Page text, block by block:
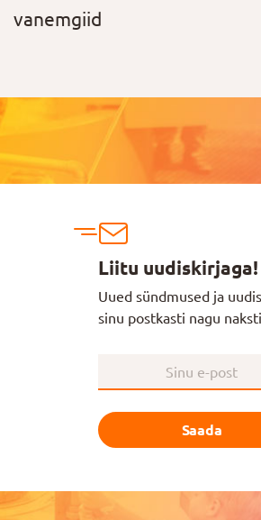
vanemgiid
Liitu uudiskirjaga!
Uued sündmused ja
sinu postkasti nagu
Saada